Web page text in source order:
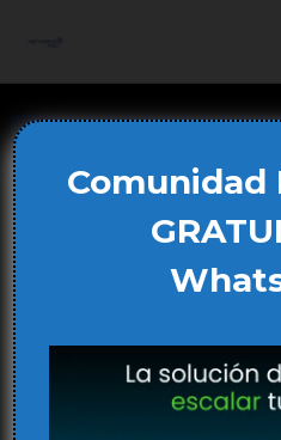
contenido
Comunidad